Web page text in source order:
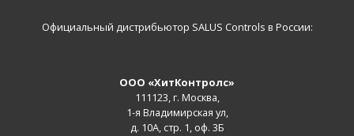
Официальный дистрибьютор SALUS Controls в России:
ООО «ХитКонтролс»
111123, г. Москва,
1-я Владимирская ул,
д. 10А, стр. 1, оф. 3Б